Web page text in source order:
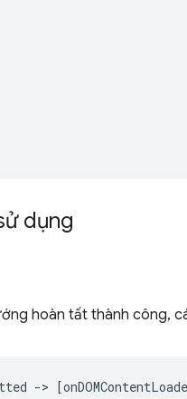
dụng
hoàn tất thành công,